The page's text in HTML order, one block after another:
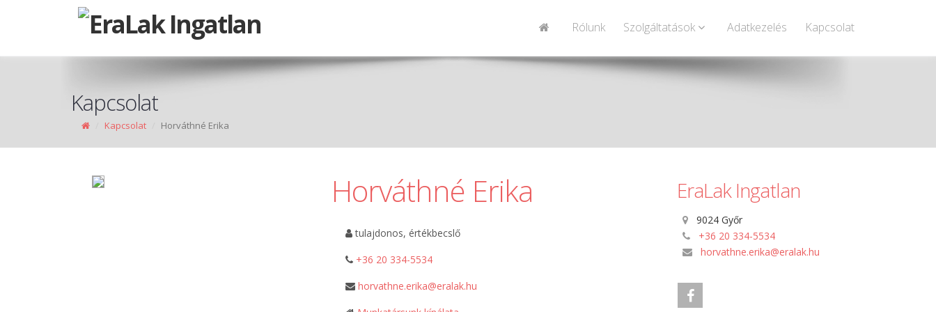
Rólunk Szolgáltatások Adatkezelés Kapcsolat
Kapcsolat
Kapcsolat Horváthné Erika
Horváthné Erika
tulajdonos, értékbecslő
+36 20 334-5534
horvathne.erika@eralak.hu
EraLak Ingatlan
9024 Győr
+36 20 334-5534
horvathne.erika@eralak.hu